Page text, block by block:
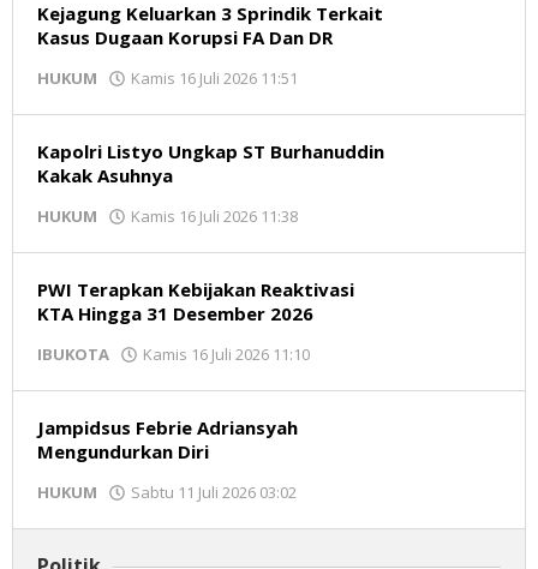
Kejagung Keluarkan 3 Sprindik Terkait
Kasus Dugaan Korupsi FA Dan DR
HUKUM Kamis 16 Juli 2026 11:51
Kapolri Listyo Ungkap ST Burhanuddin
Kakak Asuhnya
HUKUM Kamis 16 Juli 2026 11:38
PWI Terapkan Kebijakan Reaktivasi
KTA Hingga 31 Desember 2026
IBUKOTA Kamis 16 Juli 2026 11:10
Jampidsus Febrie Adriansyah
Mengundurkan Diri
HUKUM Sabtu 11 Juli 2026 03:02